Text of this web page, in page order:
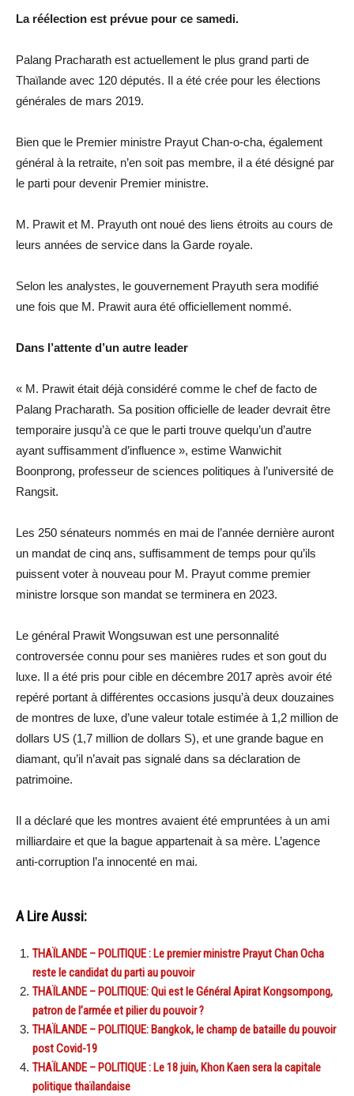
La réélection est prévue pour ce samedi.
Palang Pracharath est actuellement le plus grand parti de
Thaïlande avec 120 députés. Il a été crée pour les élections
générales de mars 2019.
Bien que le Premier ministre Prayut Chan-o-cha, également
général à la retraite, n’en soit pas membre, il a été désigné par
le parti pour devenir Premier ministre.
M. Prawit et M. Prayuth ont noué des liens étroits au cours de
leurs années de service dans la Garde royale.
Selon les analystes, le gouvernement Prayuth sera modifié
une fois que M. Prawit aura été officiellement nommé.
Dans l’attente d’un autre leader
« M. Prawit était déjà considéré comme le chef de facto de
Palang Pracharath. Sa position officielle de leader devrait être
temporaire jusqu’à ce que le parti trouve quelqu’un d’autre
ayant suffisamment d’influence », estime Wanwichit
Boonprong, professeur de sciences politiques à l’université de
Rangsit.
Les 250 sénateurs nommés en mai de l’année dernière auront
un mandat de cinq ans, suffisamment de temps pour qu’ils
puissent voter à nouveau pour M. Prayut comme premier
ministre lorsque son mandat se terminera en 2023.
Le général Prawit Wongsuwan est une personnalité
controversée connu pour ses manières rudes et son gout du
luxe. Il a été pris pour cible en décembre 2017 après avoir été
repéré portant à différentes occasions jusqu’à deux douzaines
de montres de luxe, d’une valeur totale estimée à 1,2 million de
dollars US (1,7 million de dollars S), et une grande bague en
diamant, qu’il n’avait pas signalé dans sa déclaration de
patrimoine.
Il a déclaré que les montres avaient été empruntées à un ami
milliardaire et que la bague appartenait à sa mère. L’agence
anti-corruption l’a innocenté en mai.
A Lire Aussi:
THAÏLANDE – POLITIQUE : Le premier ministre Prayut Chan Ocha
reste le candidat du parti au pouvoir
THAÏLANDE – POLITIQUE: Qui est le Général Apirat Kongsompong,
patron de l’armée et pilier du pouvoir ?
THAÏLANDE – POLITIQUE: Bangkok, le champ de bataille du pouvoir
post Covid-19
THAÏLANDE – POLITIQUE : Le 18 juin, Khon Kaen sera la capitale
politique thaïlandaise